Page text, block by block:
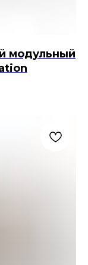
модульный